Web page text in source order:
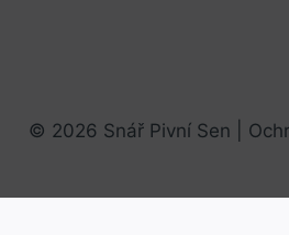
© 2026 Snář Pivní Sen |